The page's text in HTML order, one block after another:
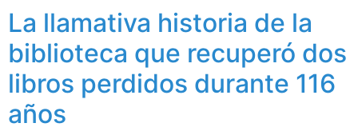
La llamativa historia de la
biblioteca que recuperó dos
libros perdidos durante 116
años